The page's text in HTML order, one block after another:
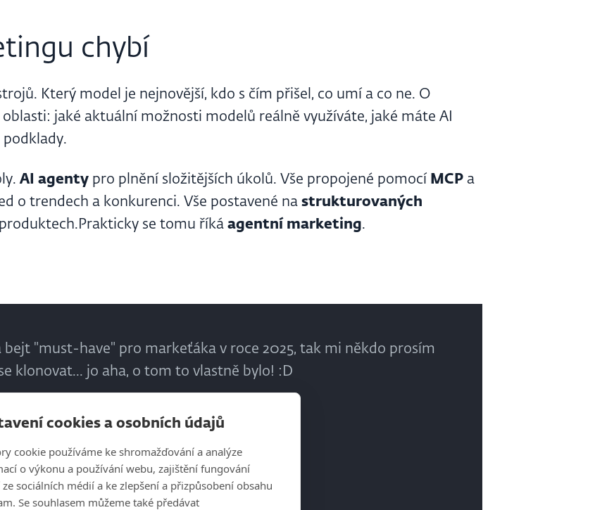
cookies a osobních údajů
cookie používáme ke shromažďování a analýze
o výkonu a používání webu, zajištění fungování
sociálních médií a ke zlepšení a přizpůsobení obsahu
Se souhlasem můžeme také předávat
chybí
Který model je nejnovější, kdo s čím přišel, co umí a co ne. O
jaké aktuální možnosti modelů reálně využíváte, jaké máte AI
AI agenty pro plnění složitějších úkolů. Vše propojené pomocí MCP a
o trendech a konkurenci. Vše postavené na strukturovaných
se tomu říká agentní marketing.
bejt "must-have" pro markeťáka v roce 2025, tak mi někdo prosím
klonovat... jo aha, o tom to vlastně bylo! :D
product manager, Milton